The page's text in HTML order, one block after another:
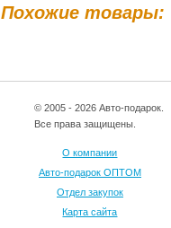
Похожие товары:
© 2005 - 2026 Авто-подарок.
Все права защищены.
О компании
Авто-подарок ОПТОМ
Отдел закупок
Карта сайта